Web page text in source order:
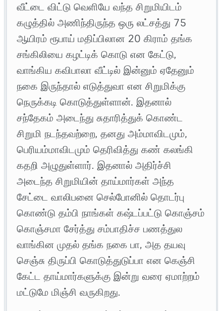
வீட்டை விட்டு வெளியே வந்த சிறுமியிடம்
கழுத்தில் அணிந்திருந்த ஒரு லட்சத்து 75
ஆயிரம் ரூபாய் மதிப்பிலான 20 கிராம் தங்க
சங்கிலியை கழட்டிக் கொடு என கேட்டு,
வாங்கிய கவிபாலா வீட்டில் இன்னும் ஏதேனும்
நகை இருந்தால் எடுத்துவா என சிறுமிக்கு
நெருக்கடி கொடுத்துள்ளான். இதனால்
சந்தேகம் அடைந்து சுதாரித்துக் கொண்ட
சிறுமி நடந்தவற்றை, தனது அம்மாவிடமும்,
பெரியம்மாவிடமும் தெரிவித்து கண் கலங்கி
கதறி அழுதுள்ளார். இதனால் அதிர்ச்சி
அடைந்த சிறுமியின் தாய்மார்கள் அந்த
சேட்டை வாலிபனை செல்போனில் தொடர்பு
கொண்டு தம்பி நாங்கள் கஷ்டப்பட்டு கொஞ்சம்
கொஞ்சமா சேர்த்து சம்பாதிச்ச பணத்துல
வாங்கின முதல் தங்க நகை பா, அத தயவு
செஞ்சு திருப்பி கொடுத்துடுப்பா என கெஞ்சி
கேட்ட தாய்மார்களுக்கு இன்று வரை ஏமாற்றம்
மட்டுமே மிஞ்சி வருகிறது.